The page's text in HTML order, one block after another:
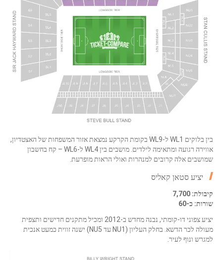
בין בלוקים WL1 ל-WL9 בקומת הקרקע נמצאת אזור המשפחות של האצטדיון,
אווירה רגועה ומתאימה לילדים. מושבים בין WL4 ל-WL6 – קח בחשבון
שמושבים אלה קרובים למנהרות ואולי הראות מופרעת.
יציע סטאן קאליס
קיבולת: 7,700
שורות: כ-60
יציע צפוני דו-קומתי, נבנה מחדש ב-2012 ומכיל מתקנים חדישים ותצפית
מעולה לכר הדשא. בחלק העליון (NU1 עד NU5) ישנה זווית כמעט אנכית
למגרש ונוף לעיר.